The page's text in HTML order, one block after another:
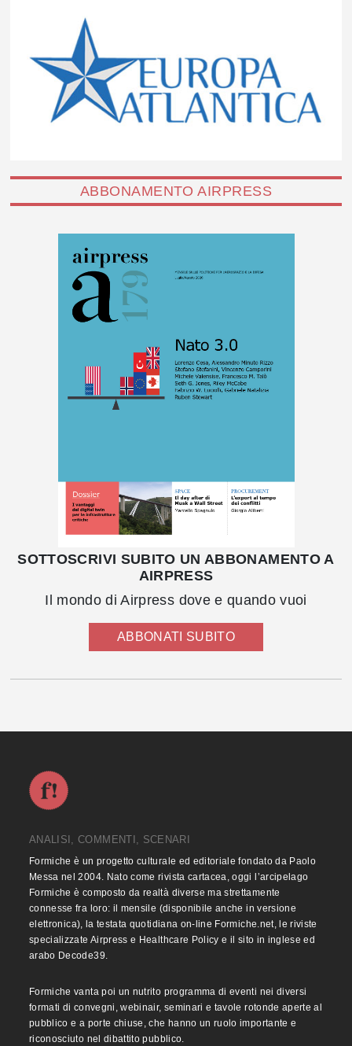
ABBONAMENTO AIRPRESS
SOTTOSCRIVI SUBITO UN ABBONAMENTO A
AIRPRESS
Il mondo di Airpress dove e quando vuoi
ABBONATI SUBITO
ANALISI, COMMENTI, SCENARI
Formiche è un progetto culturale ed editoriale fondato da Paolo
Messa nel 2004. Nato come rivista cartacea, oggi l’arcipelago
Formiche è composto da realtà diverse ma strettamente
connesse fra loro: il mensile (disponibile anche in versione
elettronica), la testata quotidiana on-line Formiche.net, le riviste
specializzate Airpress e Healthcare Policy e il sito in inglese ed
arabo Decode39.
Formiche vanta poi un nutrito programma di eventi nei diversi
formati di convegni, webinair, seminari e tavole rotonde aperte al
pubblico e a porte chiuse, che hanno un ruolo importante e
riconosciuto nel dibattito pubblico.